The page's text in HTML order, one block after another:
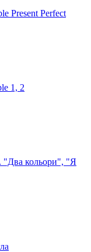
Present Perfect
1, 2
"Два кольори", "Я